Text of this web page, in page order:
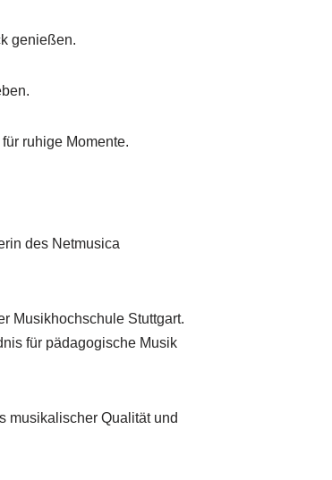
genießen.
ruhige Momente.
des Netmusica
Musikhochschule Stuttgart.
für pädagogische Musik
musikalischer Qualität und